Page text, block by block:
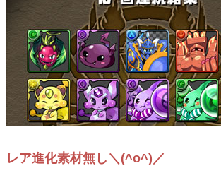
レア進化素材無し＼(^o^)／